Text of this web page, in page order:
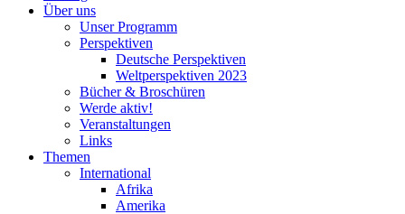
Über uns
Unser Programm
Perspektiven
Deutsche Perspektiven
Weltperspektiven 2023
Bücher & Broschüren
Werde aktiv!
Veranstaltungen
Links
Themen
International
Afrika
Amerika